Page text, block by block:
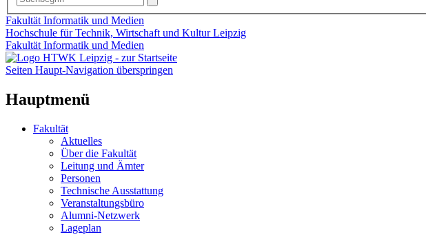
Fakultät Informatik und Medien
Hochschule für Technik, Wirtschaft und Kultur Leipzig
Fakultät Informatik und Medien
Seiten Haupt-Navigation überspringen
Hauptmenü
Fakultät
Aktuelles
Über die Fakultät
Leitung und Ämter
Personen
Technische Ausstattung
Veranstaltungsbüro
Alumni-Netzwerk
Lageplan